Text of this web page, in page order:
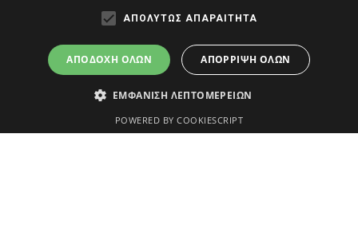
ΔΗΜΟΣ ΑΒΔΗΡΩΝ
An
project
Επικοινωνία
Ο Δήμος
ΑΠΟΛΎΤΩΣ ΑΠΑΡΑΊΤΗΤΑ
ΑΠΟΔΟΧΉ ΌΛΩΝ ΑΠΌΡΡΙΨΗ ΌΛΩΝ
ΕΜΦΆΝΙΣΗ ΛΕΠΤΟΜΕΡΕΙΏΝ
POWERED BY COOKIESCRIPT